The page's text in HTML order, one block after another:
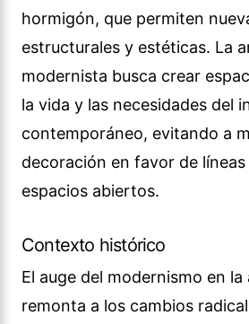
hormigón, que permiten
estructurales y estéticas. La
modernista busca crear
la vida y las necesidades del
contemporáneo, evitando a
decoración en favor de
espacios abiertos.
Contexto histórico
El auge del modernismo en
remonta a los cambios